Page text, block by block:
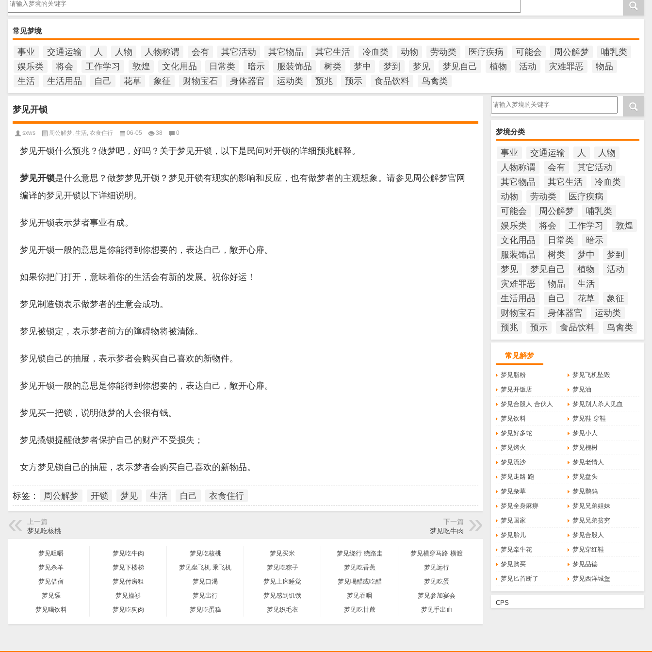
常见梦境
事业 交通运输 人 人物 人物称谓 会有 其它活动 其它物品 其它生活 冷血类 动物 劳动类 医疗疾病 可能会 周公解梦
哺乳类
娱乐类
将会 工作学习 敦煌 文化用品 日常类 暗示 服装饰品 树类 梦中 梦到 梦见 梦见自己 植物 活动 灾难罪恶
物品
生活
生活用品 自己 花草 象征 财物宝石 身体器官 运动类 预兆 预示 食品饮料 鸟禽类
梦境分类
事业 交通运输 人
人物
人物称谓
会有
其它活动
其它物品
其它生活
冷血类
动物
劳动类
医疗疾病
可能会
周公解梦
哺乳类
娱乐类
将会 工作学习
敦煌
文化用品
日常类
暗示
服装饰品
树类 梦中
梦到
梦见
梦见自己 植物
活动
灾难罪恶
物品
生活
生活用品
自己 花草
象征
财物宝石
身体器官
运动类
预兆
预示 食品饮料 鸟禽类
常见解梦
梦见脂粉
梦见飞机坠毁
梦见开饭店
梦见油
梦见合股人 合伙人
梦见别人杀人见血
梦见饮料
梦见鞋 穿鞋
梦见好多蛇
梦见小人
梦见烤火
梦见槐树
梦见流沙
梦见老情人
梦见走路 跑
梦见盘头
梦见杂草
梦见鹡鸰
梦见全身麻痹
梦见兄弟姐妹
梦见国家
梦见兄弟贫穷
梦见胎儿
梦见合股人
梦见牵牛花
梦见穿红鞋
梦见购买
梦见品德
梦见匕首断了
梦见西洋城堡
CPS
梦见开锁
sxws 周公解梦, 生活, 衣食住行 06-05 38 0
梦见开锁什么预兆？做梦吧，好吗？关于梦见开锁，以下是民间对开锁的详细预兆解释。
梦见开锁是什么意思？做梦梦见开锁？梦见开锁有现实的影响和反应，也有做梦者的主观想象。请参见周公解梦官网
编译的梦见开锁以下详细说明。
梦见开锁表示梦者事业有成。
梦见开锁一般的意思是你能得到你想要的，表达自己，敞开心扉。
如果你把门打开，意味着你的生活会有新的发展。祝你好运！
梦见制造锁表示做梦者的生意会成功。
梦见被锁定，表示梦者前方的障碍物将被清除。
梦见锁自己的抽屉，表示梦者会购买自己喜欢的新物件。
梦见开锁一般的意思是你能得到你想要的，表达自己，敞开心扉。
梦见买一把锁，说明做梦的人会很有钱。
梦见撬锁提醒做梦者保护自己的财产不受损失；
女方梦见锁自己的抽屉，表示梦者会购买自己喜欢的新物品。
标签： 周公解梦 开锁 梦见 生活 自己 衣食住行
上一篇
梦见吃核桃
下一篇
梦见吃牛肉
梦见咀嚼 梦见吃牛肉 梦见吃核桃 梦见买米 梦见绕行 绕路走
梦见横穿马路 横渡
梦见杀羊
梦见下楼梯 梦见坐飞机 乘飞机 梦见吃粽子 梦见吃香蕉
梦见远行
梦见借宿
梦见付房租 梦见口渴 梦见上床睡觉 梦见喝醋或吃醋
梦见吃蛋
梦见舔
梦见撞衫 梦见出行 梦见感到饥饿 梦见吞咽
梦见参加宴会
梦见喝饮料
梦见吃狗肉 梦见吃蛋糕 梦见织毛衣 梦见吃甘蔗 梦见手出血